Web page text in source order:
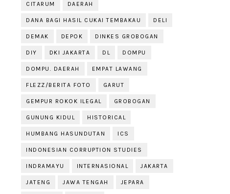
CITARUM DAERAH
DANA BAGI HASIL CUKAI TEMBAKAU DELI
DEMAK DEPOK DINKES GROBOGAN
DIY DKI JAKARTA DL DOMPU
DOMPU. DAERAH EMPAT LAWANG
FLEZZ/BERITA FOTO GARUT
GEMPUR ROKOK ILEGAL GROBOGAN
GUNUNG KIDUL HISTORICAL
HUMBANG HASUNDUTAN ICS
INDONESIAN CORRUPTION STUDIES
INDRAMAYU INTERNASIONAL JAKARTA
JATENG JAWA TENGAH JEPARA